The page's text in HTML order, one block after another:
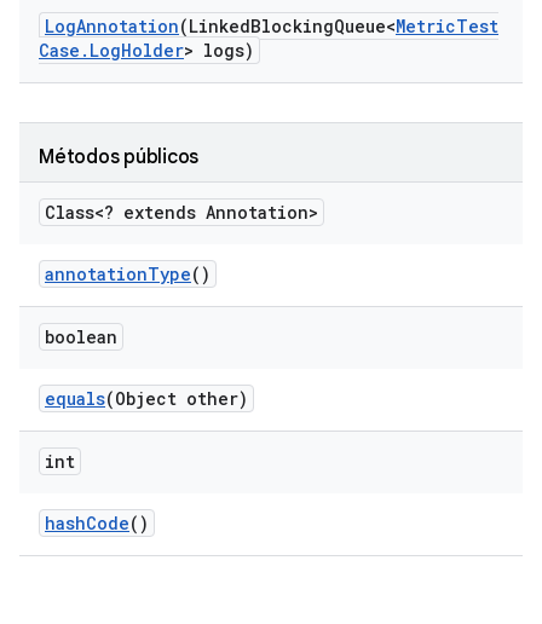
LogAnnotation(LinkedBlockingQueue<MetricTest
Case . LogHolder> logs)
Métodos públicos
Class<? extends Annotation>
annotationType()
boolean
equals(Object other)
int
hashCode()